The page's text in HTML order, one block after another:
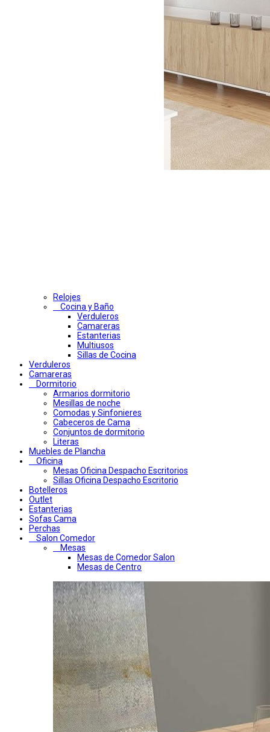
Relojes
Cocina y Baño
Verduleros
Camareras
Estanterias
Multiusos
Sillas de Cocina
Verduleros
Camareras
Dormitorio
Armarios dormitorio
Mesillas de noche
Comodas y Sinfonieres
Cabeceros de Cama
Conjuntos de dormitorio
Literas
Muebles de Plancha
Oficina
Mesas Oficina Despacho Escritorios
Sillas Oficina Despacho Escritorio
Botelleros
Outlet
Estanterias
Sofas Cama
Perchas
Salon Comedor
Mesas
Mesas de Comedor Salon
Mesas de Centro